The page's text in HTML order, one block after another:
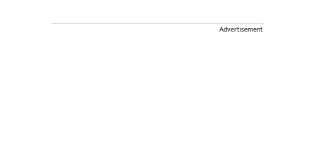
Advertisement